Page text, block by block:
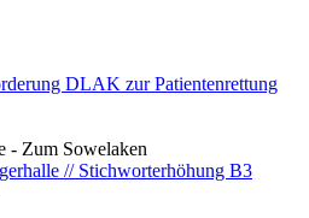
DLAK zur Patientenrettung
- Zum Sowelaken
// Stichworterhöhung B3